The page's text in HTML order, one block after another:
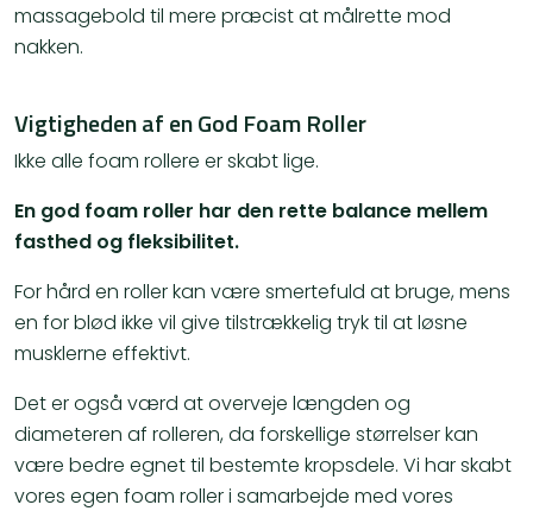
massagebold til mere præcist at målrette mod
nakken.
Vigtigheden af en God Foam Roller
Ikke alle foam rollere er skabt lige.
En god foam roller har den rette balance mellem
fasthed og fleksibilitet.
For hård en roller kan være smertefuld at bruge, mens
en for blød ikke vil give tilstrækkelig tryk til at løsne
musklerne effektivt.
Det er også værd at overveje længden og
diameteren af rolleren, da forskellige størrelser kan
være bedre egnet til bestemte kropsdele. Vi har skabt
vores egen foam roller i samarbejde med vores